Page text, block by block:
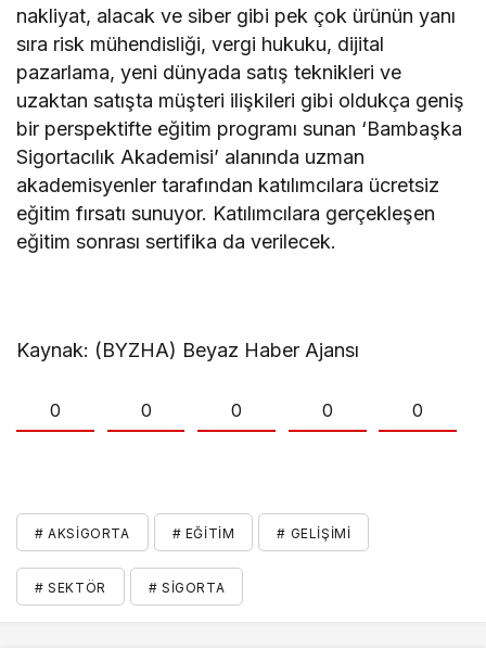
nakliyat, alacak ve siber gibi pek çok ürünün yanı
sıra risk mühendisliği, vergi hukuku, dijital
pazarlama, yeni dünyada satış teknikleri ve
uzaktan satışta müşteri ilişkileri gibi oldukça geniş
bir perspektifte eğitim programı sunan ‘Bambaşka
Sigortacılık Akademisi’ alanında uzman
akademisyenler tarafından katılımcılara ücretsiz
eğitim fırsatı sunuyor. Katılımcılara gerçekleşen
eğitim sonrası sertifika da verilecek.
Kaynak: (BYZHA) Beyaz Haber Ajansı
0 0 0 0 0
# AKSIGORTA # EĞITIM # GELIŞIMI
# SEKTÖR # SIGORTA